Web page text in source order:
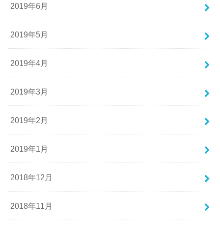
2019年6月
2019年5月
2019年4月
2019年3月
2019年2月
2019年1月
2018年12月
2018年11月